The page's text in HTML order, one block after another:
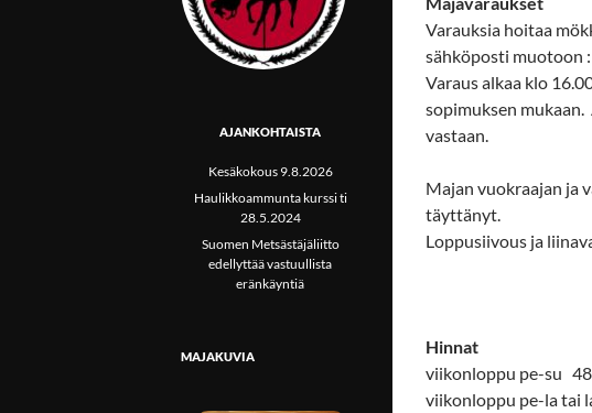
Varauksia hoitaa
sähköposti muotoon
Varaus alkaa klo
sopimuksen
vastaan.
Majan vuokraajan ja
täyttänyt.
Loppusiivous ja
Hinnat
viikonloppu pe-su
viikonloppu pe-la tai
AJANKOHTAISTA
Kesäkokous 9.8.2026
Haulikkoammunta kurssi ti
28.5.2024
Suomen Metsästäjäliitto
edellyttää vastuullista
eränkäyntiä
MAJAKUVIA